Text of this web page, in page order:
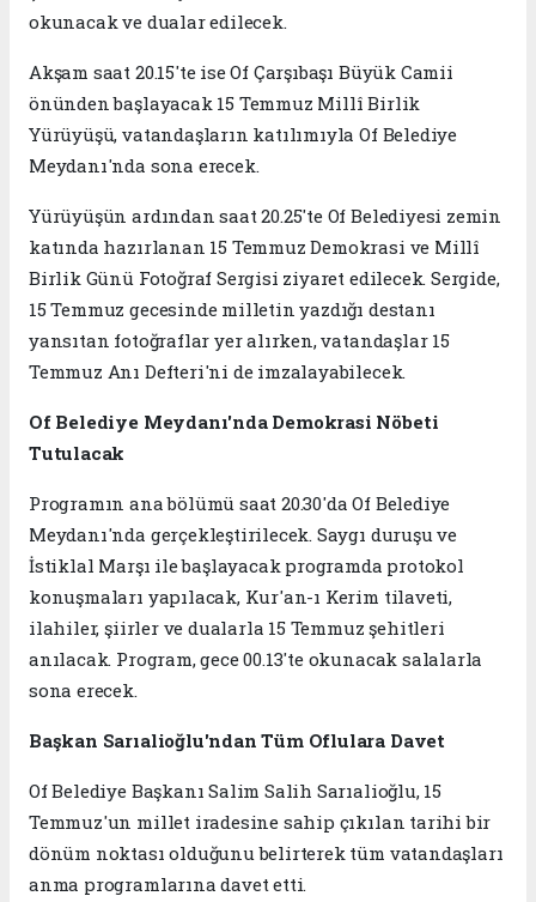
okunacak ve dualar edilecek.
Akşam saat 20.15'te ise Of Çarşıbaşı Büyük Camii
önünden başlayacak 15 Temmuz Millî Birlik
Yürüyüşü, vatandaşların katılımıyla Of Belediye
Meydanı'nda sona erecek.
Yürüyüşün ardından saat 20.25'te Of Belediyesi zemin
katında hazırlanan 15 Temmuz Demokrasi ve Millî
Birlik Günü Fotoğraf Sergisi ziyaret edilecek. Sergide,
15 Temmuz gecesinde milletin yazdığı destanı
yansıtan fotoğraflar yer alırken, vatandaşlar 15
Temmuz Anı Defteri'ni de imzalayabilecek.
Of Belediye Meydanı'nda Demokrasi Nöbeti
Tutulacak
Programın ana bölümü saat 20.30'da Of Belediye
Meydanı'nda gerçekleştirilecek. Saygı duruşu ve
İstiklal Marşı ile başlayacak programda protokol
konuşmaları yapılacak, Kur'an-ı Kerim tilaveti,
ilahiler, şiirler ve dualarla 15 Temmuz şehitleri
anılacak. Program, gece 00.13'te okunacak salalarla
sona erecek.
Başkan Sarıalioğlu'ndan Tüm Oflulara Davet
Of Belediye Başkanı Salim Salih Sarıalioğlu, 15
Temmuz'un millet iradesine sahip çıkılan tarihi bir
dönüm noktası olduğunu belirterek tüm vatandaşları
anma programlarına davet etti.